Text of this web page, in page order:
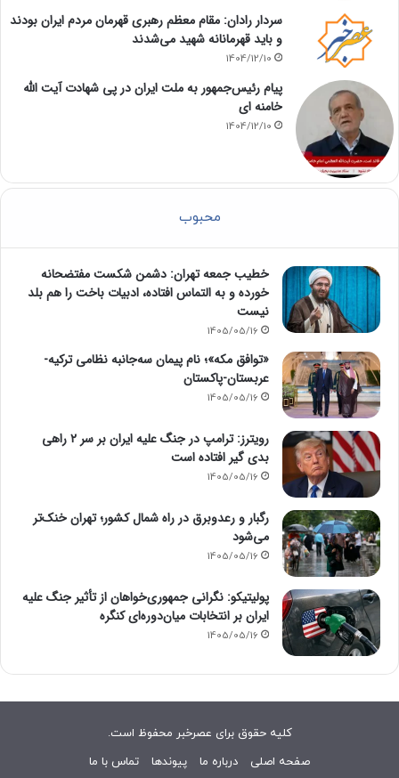
سردار رادان: مقام معظم رهبری قهرمان مردم ایران بودند
و باید قهرمانانه شهید می‌شدند
1404/12/10
پیام رئیس‌جمهور به ملت ایران در پی شهادت آیت الله
خامنه ای
1404/12/10
محبوب
خطیب جمعه تهران: دشمن شکست مفتضحانه
خورده و به التماس افتاده، ادبیات باخت را هم بلد
نیست
1405/05/16
«توافق مکه»؛ نام پیمان سه‌جانبه نظامی ترکیه-
عربستان-پاکستان
1405/05/16
رویترز: ترامپ در جنگ علیه ایران بر سر ۲ راهی
بدی گیر افتاده است
1405/05/16
رگبار و رعدوبرق در راه شمال کشور؛ تهران خنک‌تر
می‌شود
1405/05/16
پولیتیکو: نگرانی جمهوری‌خواهان از تأثیر جنگ علیه
ایران بر انتخابات میان‌دوره‌ای کنگره
1405/05/16
کلیه حقوق برای عصرخبر محفوظ است.
صفحه اصلی
درباره ما پیوندها تماس با ما